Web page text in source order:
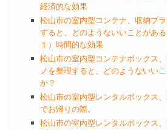
経済的な効果
松山市の室内型コンテナ、収納プ
すると、どのようないいことがあ
１）時間的な効果
松山市の室内型コンテナボックス
ノを整理すると、どのようないい
か？
松山市の室内型レンタルボックス
でお帰りの際。
松山市の室内型レンタルボックス